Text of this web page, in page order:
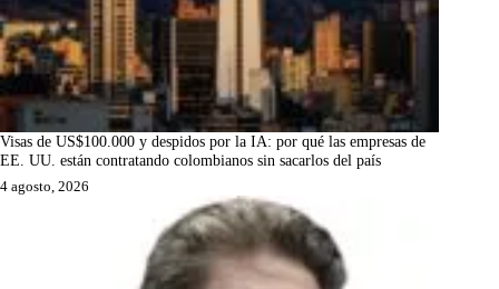
Visas de US$100.000 y despidos por la IA: por qué las empresas de
EE. UU. están contratando colombianos sin sacarlos del país
4 agosto, 2026